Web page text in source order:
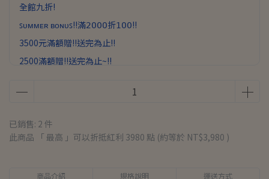
全館九折!
ꜱᴜᴍᴍᴇʀ ʙᴏɴᴜꜱ!!滿𝟤𝟢𝟢𝟢折𝟣𝟢𝟢!!
3500元滿額贈!!送完為止!!
2500滿額贈!!送完為止~!!
已銷售: 2 件
此商品 「 最高 」可以折抵紅利 3980 點 (約等於 NT$3,980 )
商品介紹 規格說明 運送方式